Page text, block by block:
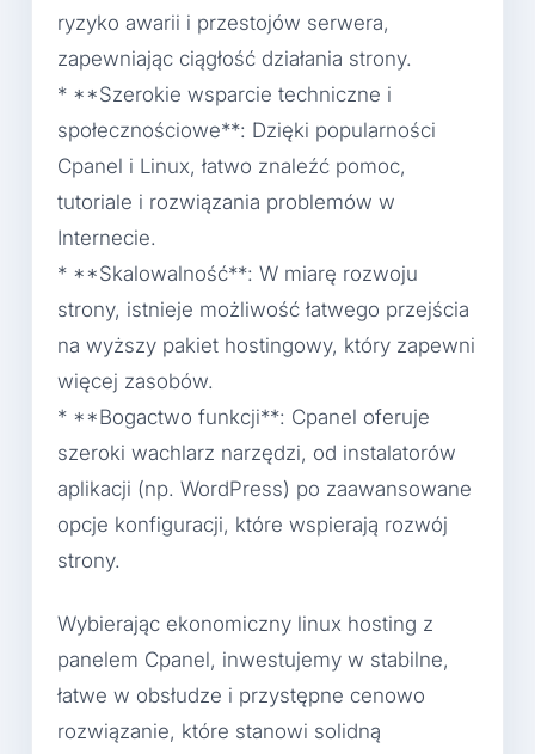
ryzyko awarii i przestojów serwera,
zapewniając ciągłość działania strony.
* **Szerokie wsparcie techniczne i
społecznościowe**: Dzięki popularności
Cpanel i Linux, łatwo znaleźć pomoc,
tutoriale i rozwiązania problemów w
Internecie.
* **Skalowalność**: W miarę rozwoju
strony, istnieje możliwość łatwego przejścia
na wyższy pakiet hostingowy, który zapewni
więcej zasobów.
* **Bogactwo funkcji**: Cpanel oferuje
szeroki wachlarz narzędzi, od instalatorów
aplikacji (np. WordPress) po zaawansowane
opcje konfiguracji, które wspierają rozwój
strony.
Wybierając ekonomiczny linux hosting z
panelem Cpanel, inwestujemy w stabilne,
łatwe w obsłudze i przystępne cenowo
rozwiązanie, które stanowi solidną